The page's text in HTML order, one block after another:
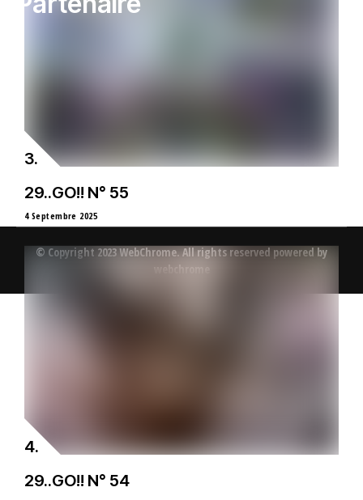
29..GO!! N° 55
4 Septembre 2025
29..GO!! N° 54
© Copyright 2023 WebChrome. All rights reserved powered by
webchrome